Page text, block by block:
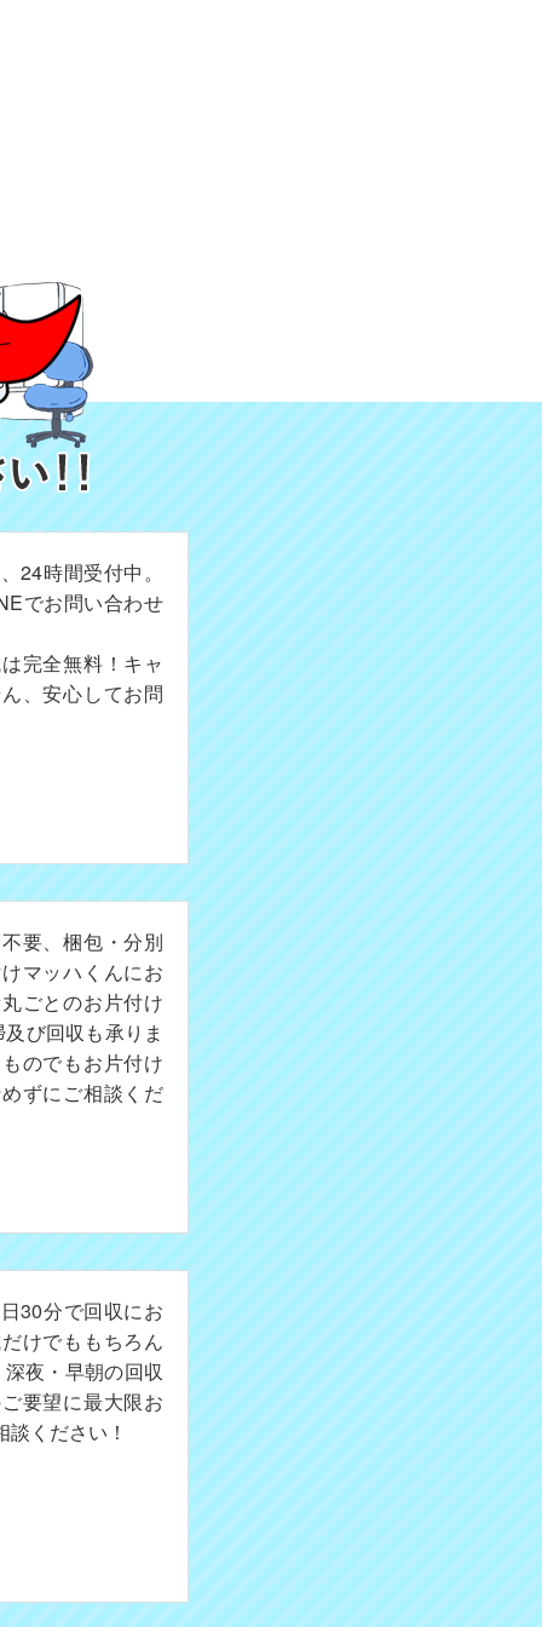
24時間受付中。
でお問い合わせ
完全無料！キャ
、安心してお問
要、梱包・分別
マッハくんにお
ごとのお片付け
び回収も承りま
のでもお片付け
ずにご相談くだ
30分で回収にお
けでももちろん
夜・早朝の回収
要望に最大限お
ください！